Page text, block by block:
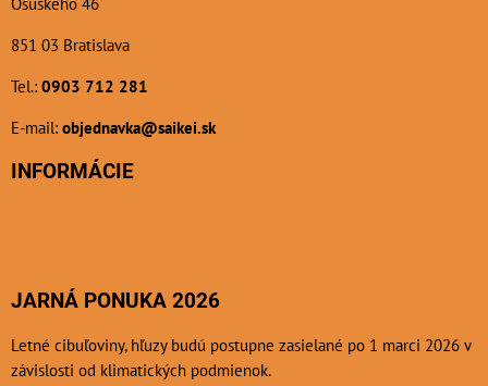
851 03 Bratislava
Tel.: 0903 712 281
E-mail: objednavka@saikei.sk
INFORMÁCIE
JARNÁ PONUKA 2026
Letné cibuľoviny, hľuzy budú postupne zasielané po 1 marci 2026 v
závislosti od klimatických podmienok.